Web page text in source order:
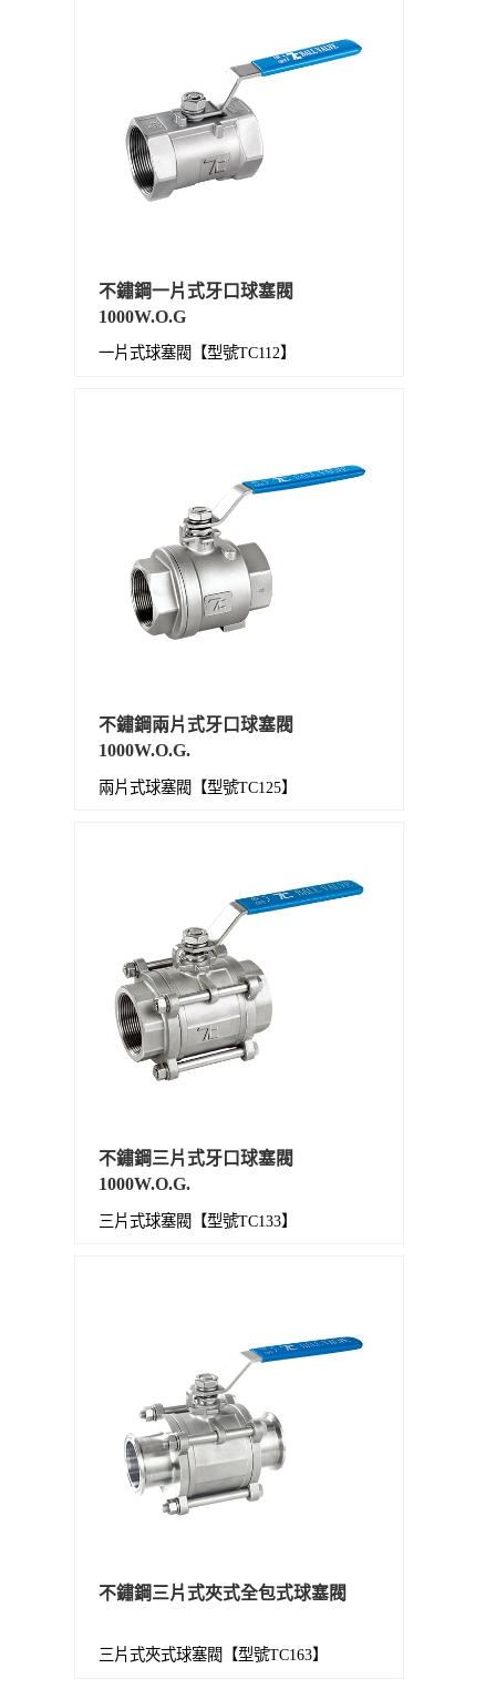
不鏽鋼一片式牙口球塞閥
1000W.O.G
一片式球塞閥【型號TC112】
不鏽鋼兩片式牙口球塞閥
1000W.O.G.
兩片式球塞閥【型號TC125】
不鏽鋼三片式牙口球塞閥
1000W.O.G.
三片式球塞閥【型號TC133】
不鏽鋼三片式夾式全包式球塞閥
三片式夾式球塞閥【型號TC163】